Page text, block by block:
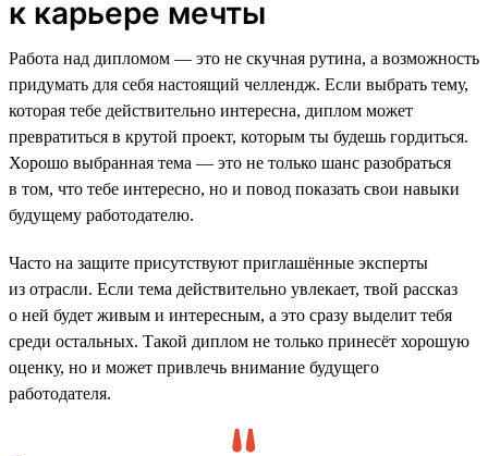
к карьере мечты
Работа над дипломом — это не скучная рутина, а возможность
придумать для себя настоящий челлендж. Если выбрать тему,
которая тебе действительно интересна, диплом может
превратиться в крутой проект, которым ты будешь гордиться.
Хорошо выбранная тема — это не только шанс разобраться
в том, что тебе интересно, но и повод показать свои навыки
будущему работодателю.
Часто на защите присутствуют приглашённые эксперты
из отрасли. Если тема действительно увлекает, твой рассказ
о ней будет живым и интересным, а это сразу выделит тебя
среди остальных. Такой диплом не только принесёт хорошую
оценку, но и может привлечь внимание будущего
работодателя.